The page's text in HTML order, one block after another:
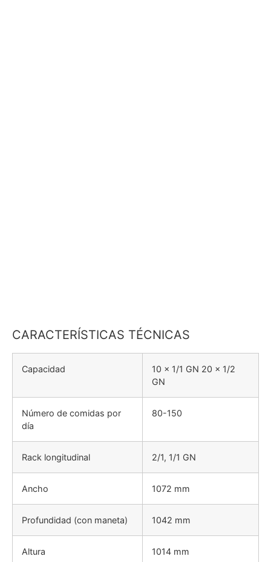
CARACTERÍSTICAS TÉCNICAS
Capacidad
10 x 1/1 GN 20 x 1/2
GN
Número de comidas por
día
80-150
Rack longitudinal 2/1, 1/1 GN
Ancho 1072 mm
Profundidad (con maneta) 1042 mm
Altura 1014 mm